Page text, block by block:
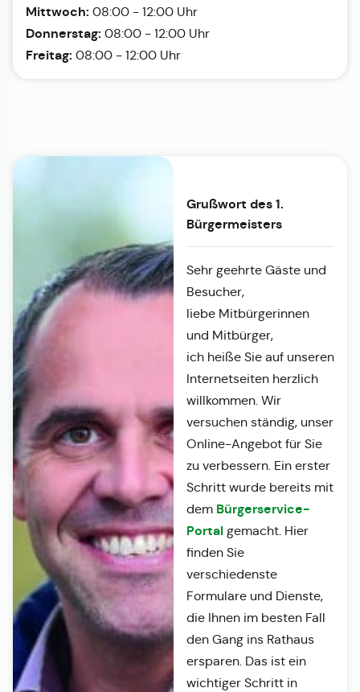
Mittwoch: 08:00 - 12:00 Uhr
Donnerstag: 08:00 - 12:00 Uhr
Freitag: 08:00 - 12:00 Uhr
Grußwort des 1.
Bürgermeisters
Sehr geehrte Gäste und
Besucher,
liebe Mitbürgerinnen
und Mitbürger,
ich heiße Sie auf unseren
Internetseiten herzlich
willkommen. Wir
versuchen ständig, unser
Online-Angebot für Sie
zu verbessern. Ein erster
Schritt wurde bereits mit
dem Bürgerservice-
Portalgemacht. Hier
finden Sie
verschiedenste
Formulare und Dienste,
die Ihnen im besten Fall
den Gang ins Rathaus
ersparen. Das ist ein
wichtiger Schritt in